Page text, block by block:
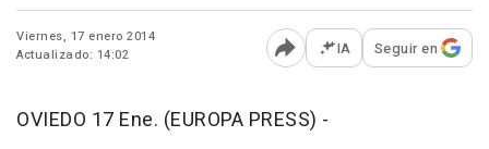
Viernes, 17 enero 2014
Actualizado: 14:02
Abrir opciones para
IA Seguir en
OVIEDO 17 Ene. (EUROPA PRESS) -